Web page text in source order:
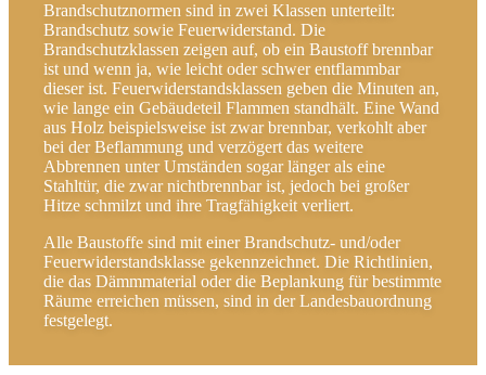
Brandschutznormen sind in zwei Klassen unterteilt:
Brandschutz sowie Feuerwiderstand. Die
Brandschutzklassen zeigen auf, ob ein Baustoff brennbar
ist und wenn ja, wie leicht oder schwer entflammbar
dieser ist. Feuerwiderstandsklassen geben die Minuten an,
wie lange ein Gebäudeteil Flammen standhält. Eine Wand
aus Holz beispielsweise ist zwar brennbar, verkohlt aber
bei der Beflammung und verzögert das weitere
Abbrennen unter Umständen sogar länger als eine
Stahltür, die zwar nichtbrennbar ist, jedoch bei großer
Hitze schmilzt und ihre Tragfähigkeit verliert.
Alle Baustoffe sind mit einer Brandschutz- und/oder
Feuerwiderstandsklasse gekennzeichnet. Die Richtlinien,
die das Dämmmaterial oder die Beplankung für bestimmte
Räume erreichen müssen, sind in der Landesbauordnung
festgelegt.